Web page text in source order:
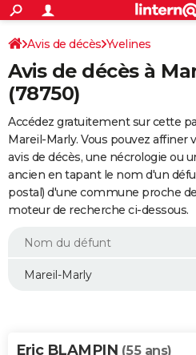
ACTUALITÉS
Politique
Société
Faits Divers
Education
Monde
Villes
+
SPORT
Coupe du monde 2026
Football
Tennis
Cyclisme
Rugby
Forum
FINANCE
Retraite
Impôts
Epargne
Immobilier
Risques naturels par ville
Banque
Assurance
Crédit
Essais
Réserver un essai
Citadines
Berlines
SUV
Forum auto
+
HIGH-TECH
Mobiles
Meilleur smartphone
Internet
Ordinateurs
Jeux vidéo
Guide high-tech
+BRICOLAGE
Forum
Aménagement intérieur
Extérieur
Cuisine
Salle de bains
Jardinage
Rangement
WEEK-END
Guides de France
Escapades
Patrimoine
Expositions
Musées
Week-end nature
LIFESTYLE
Alimentation
Guide de la santé
Maladies
Médicaments
Sommeil
VOYAGE
Avis de décès Yvelines
Avis de décès à
(78750)
Accédez gratuitement sur cette
Mareil-Marly. Vous pouvez affiner
avis de décès, une nécrologie ou
ancien en tapant le nom d'un
postal) d'une commune proche
moteur de recherche ci-dessous.
Eric BLAMPIN (55 ans)